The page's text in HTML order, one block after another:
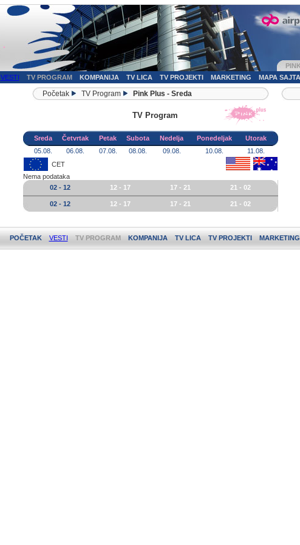
PINK
VESTI TV PROGRAM KOMPANIJA TV LICA TV PROJEKTI MARKETING MAPA SAJTA
Početak TV Program Pink Plus - Sreda
TV Program
Sreda Četvrtak Petak Subota Nedelja Ponedeljak
Utorak
05.08.
06.08. 07.08. 08.08. 09.08. 10.08.
11.08.
CET
Nema podataka
02 - 12
12 - 17 17 - 21 21 - 02
02 - 12 12 - 17 17 - 21 21 - 02
POČETAK VESTI TV PROGRAM KOMPANIJA TV LICA TV PROJEKTI MARKETING